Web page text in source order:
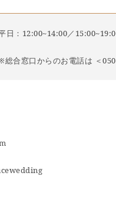
日：12:00~14:00／
総合窓口からのお電話は ＜